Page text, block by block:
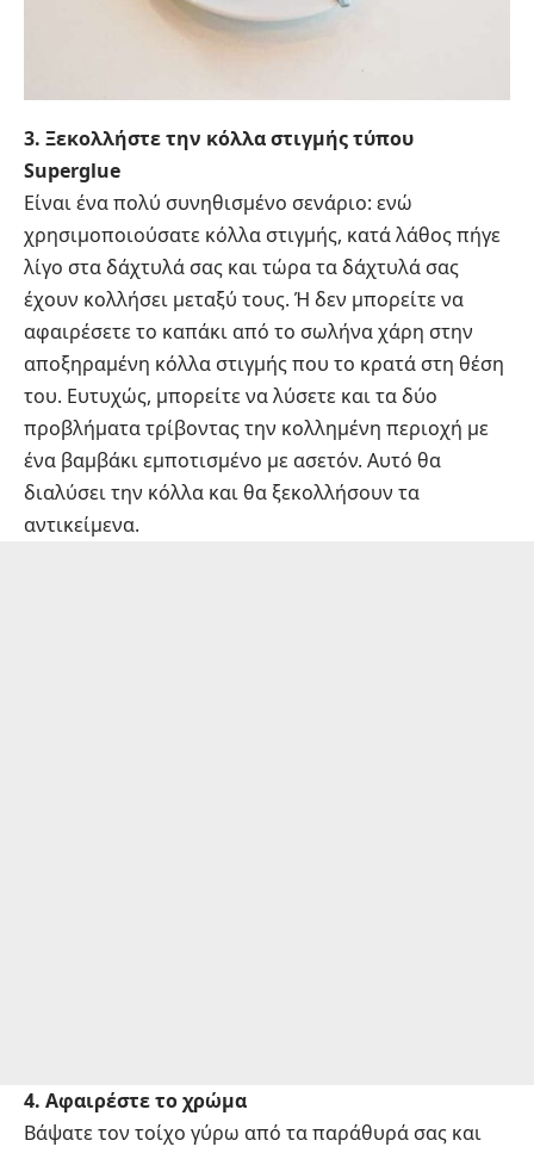
3. Ξεκολλήστε την κόλλα στιγμής τύπου
Superglue
Είναι ένα πολύ συνηθισμένο σενάριο: ενώ
χρησιμοποιούσατε κόλλα στιγμής, κατά λάθος πήγε
λίγο στα δάχτυλά σας και τώρα τα δάχτυλά σας
έχουν κολλήσει μεταξύ τους. Ή δεν μπορείτε να
αφαιρέσετε το καπάκι από το σωλήνα χάρη στην
αποξηραμένη κόλλα στιγμής που το κρατά στη θέση
του. Ευτυχώς, μπορείτε να λύσετε και τα δύο
προβλήματα τρίβοντας την κολλημένη περιοχή με
ένα βαμβάκι εμποτισμένο με ασετόν. Αυτό θα
διαλύσει την κόλλα και θα ξεκολλήσουν τα
αντικείμενα.
4. Αφαιρέστε το χρώμα
Βάψατε τον τοίχο γύρω από τα παράθυρά σας και